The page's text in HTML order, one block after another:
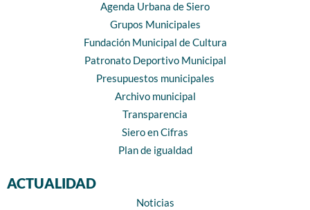
Agenda Urbana de Siero
Grupos Municipales
Fundación Municipal de Cultura
Patronato Deportivo Municipal
Presupuestos municipales
Archivo municipal
Transparencia
Siero en Cifras
Plan de igualdad
ACTUALIDAD
Noticias